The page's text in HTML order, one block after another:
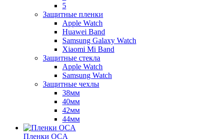
5
Защитные пленки
Apple Watch
Huawei Band
Samsung Galaxy Watch
Xiaomi Mi Band
Защитные стекла
Apple Watch
Samsung Watch
Защитные чехлы
38мм
40мм
42мм
44мм
Пленки OCA